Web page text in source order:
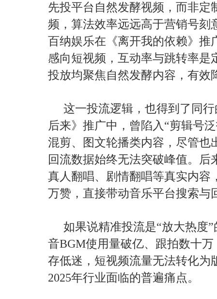
先投平台自然发酵视频，而非定
频，算法效率远远高于营销号刻
百纳娱乐在《离开我的依赖》推
感向短视频，互动率与跳转率是
投放均聚焦自然发酵内容，有效
这一投流逻辑，也得到了同
后来》推广中，曾陷入“剪辑号
混剪、图文轮播类内容，尽管也
回流数据始终无法突破峰值。
真人翻唱、剧情翻唱等真实内容
万赞，直接带动音乐平台搜索与
如果说精准投流是“放大热度
音BGM使用量破亿、跟拍数十
存低迷，短视频流量无法转化为
2025年行业面临的普遍痛点。